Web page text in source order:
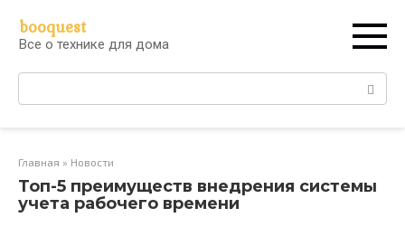
контенту
booquest
Все о технике для дома
Поиск:
Главная » Новости
Топ-5 преимуществ внедрения системы
учета рабочего времени